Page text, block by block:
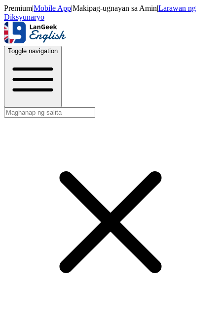
Premium|Mobile App|Makipag-ugnayan sa Amin|Larawan ng
Diksyunaryo
Toggle navigation